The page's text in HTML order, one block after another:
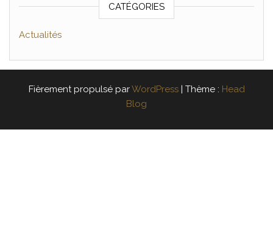
CATÉGORIES
Actualités
Fièrement propulsé parWordPress Thème : Head
Blog